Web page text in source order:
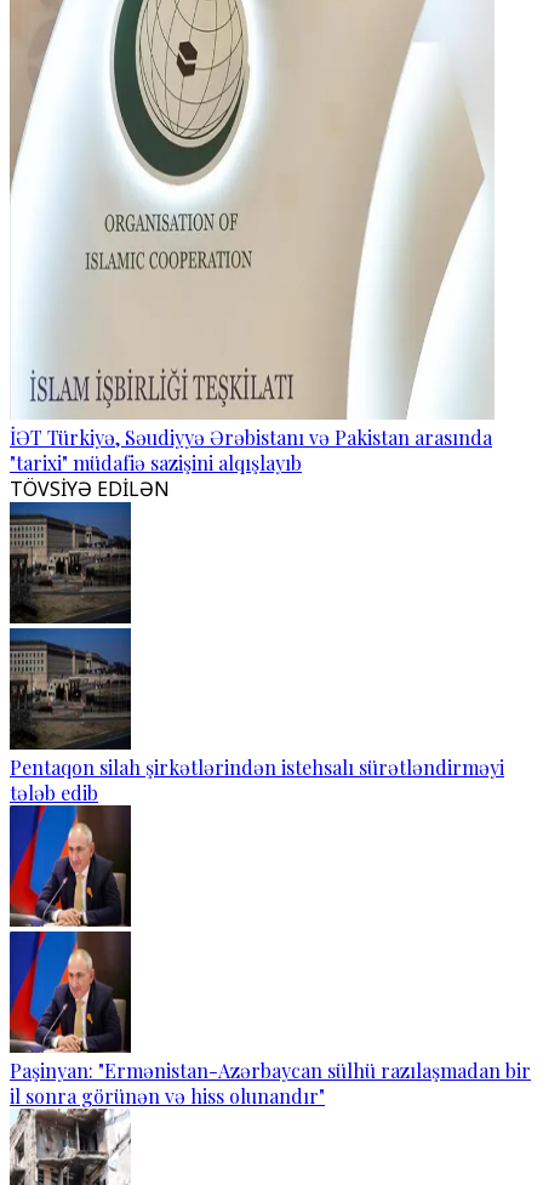
İƏT Türkiyə, Səudiyyə Ərəbistanı və Pakistan arasında
"tarixi" müdafiə sazişini alqışlayıb
TÖVSİYƏ EDİLƏN
Pentaqon silah şirkətlərindən istehsalı sürətləndirməyi
tələb edib
Paşinyan: "Ermənistan-Azərbaycan sülhü razılaşmadan bir
il sonra görünən və hiss olunandır"